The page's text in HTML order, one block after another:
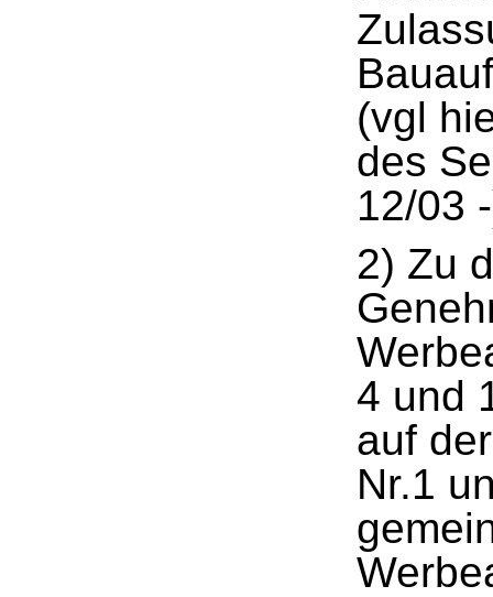
(vgl
des
12/03
2) Zu
4 und
auf
Nr.1